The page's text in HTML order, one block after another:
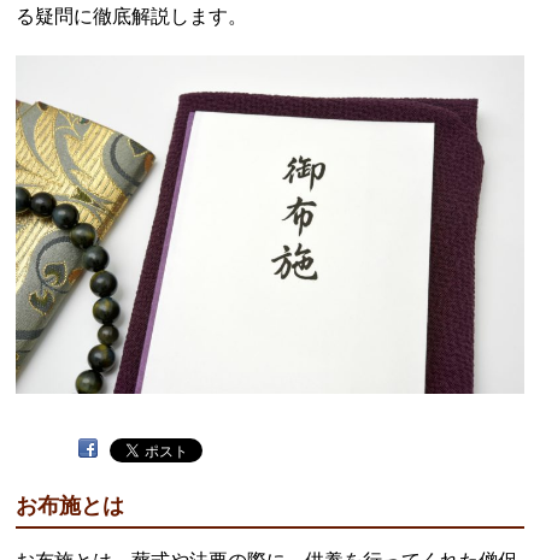
る疑問に徹底解説します。
お布施とは